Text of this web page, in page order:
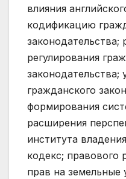
влияния
кодификацию
регулирования
законодательства;
гражданского
формирования
расширения
института
кодекс; правового
прав на земельные